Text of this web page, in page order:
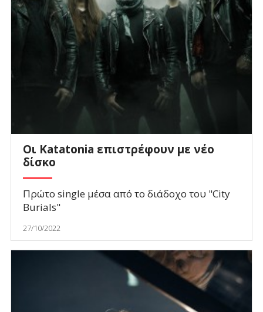
Οι Katatonia επιστρέφουν με νέο
δίσκο
Πρώτο single μέσα από το διάδοχο του "City
Burials"
27/10/2022